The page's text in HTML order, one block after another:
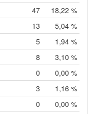
47
18,22 %
13
5,04 %
5
1,94 %
8
3,10 %
0
0,00 %
3
1,16 %
0
0,00 %